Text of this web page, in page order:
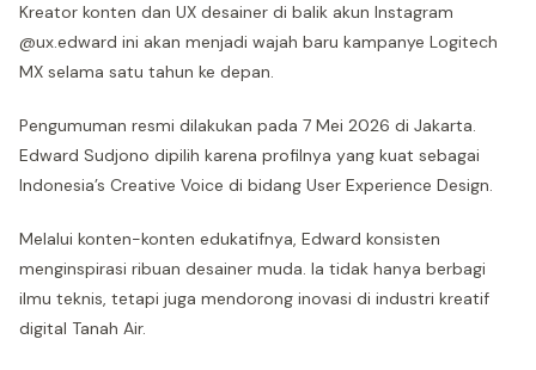
Kreator konten dan UX desainer di balik akun Instagram
@ux.edward ini akan menjadi wajah baru kampanye Logitech
MX selama satu tahun ke depan.
Pengumuman resmi dilakukan pada 7 Mei 2026 di Jakarta.
Edward Sudjono dipilih karena profilnya yang kuat sebagai
Indonesia’s Creative Voice di bidang User Experience Design.
Melalui konten-konten edukatifnya, Edward konsisten
menginspirasi ribuan desainer muda. Ia tidak hanya berbagi
ilmu teknis, tetapi juga mendorong inovasi di industri kreatif
digital Tanah Air.